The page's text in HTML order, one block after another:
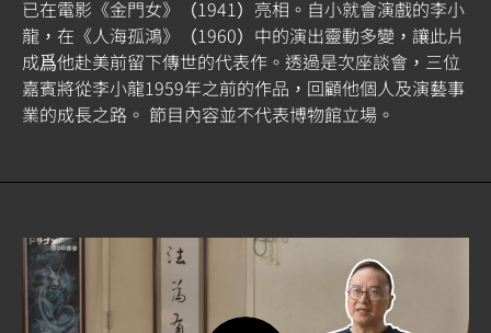
已在電影《金門女》（1941）亮相。自小就會演戲的李小
龍，在《人海孤鴻》（1960）中的演出靈動多變，讓此片
成爲他赴美前留下傳世的代表作。透過是次座談會，三位
嘉賓將從李小龍1959年之前的作品，回顧他個人及演藝事
業的成長之路。 節目內容並不代表博物館立場。